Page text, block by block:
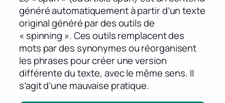
généré automatiquement à partir d’un texte
original généré par des outils de
« spinning ». Ces outils remplacent des
mots par des synonymes ou réorganisent
les phrases pour créer une version
différente du texte, avec le même sens. Il
s’agit d’une mauvaise pratique.